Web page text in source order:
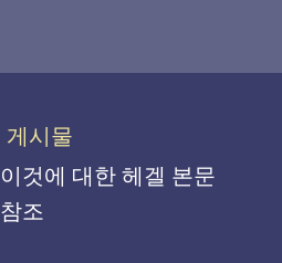
게시물
이것에 대한 헤겔 본문
참조